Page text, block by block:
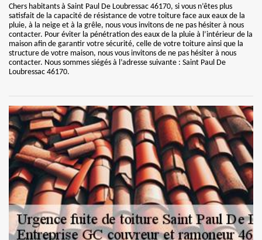
Chers habitants à Saint Paul De Loubressac 46170, si vous n’êtes plus
satisfait de la capacité de résistance de votre toiture face aux eaux de la
pluie, à la neige et à la grêle, nous vous invitons de ne pas hésiter à nous
contacter. Pour éviter la pénétration des eaux de la pluie à l’intérieur de la
maison afin de garantir votre sécurité, celle de votre toiture ainsi que la
structure de votre maison, nous vous invitons de ne pas hésiter à nous
contacter. Nous sommes siégés à l’adresse suivante : Saint Paul De
Loubressac 46170.